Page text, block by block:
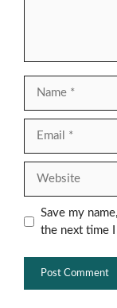
Save my
the next time